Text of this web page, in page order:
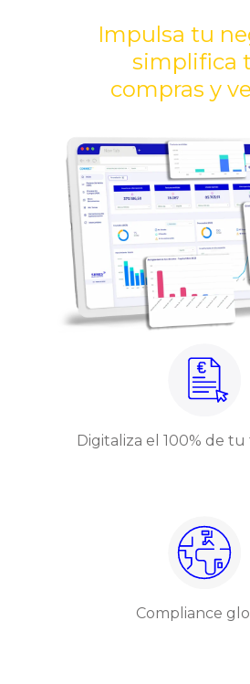
Impulsa tu
simplifica
compras y
Digitaliza el 100% de
Compliance